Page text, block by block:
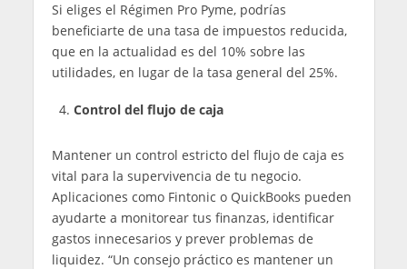
Si eliges el Régimen Pro Pyme, podrías
beneficiarte de una tasa de impuestos reducida,
que en la actualidad es del 10% sobre las
utilidades, en lugar de la tasa general del 25%.
Control del flujo de caja
Mantener un control estricto del flujo de caja es
vital para la supervivencia de tu negocio.
Aplicaciones como Fintonic o QuickBooks pueden
ayudarte a monitorear tus finanzas, identificar
gastos innecesarios y prever problemas de
liquidez. “Un consejo práctico es mantener un